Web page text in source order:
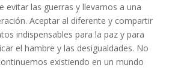
evitar las guerras y llevarnos a una
Aceptar al diferente y compartir
indispensables para la paz y para
el hambre y las desigualdades. No
existiendo en un mundo